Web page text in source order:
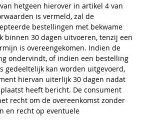
hetgeen hierover in artikel 4 van
is vermeld, zal de
bestellingen met bekwame
binnen 30 dagen uitvoeren, tenzij een
is overeengekomen. Indien de
ondervindt, of indien een bestelling
gedeeltelijk kan worden uitgevoerd,
hiervan uiterlijk 30 dagen nadat
heeft bericht. De consument
recht om de overeenkomst zonder
en recht op eventuele